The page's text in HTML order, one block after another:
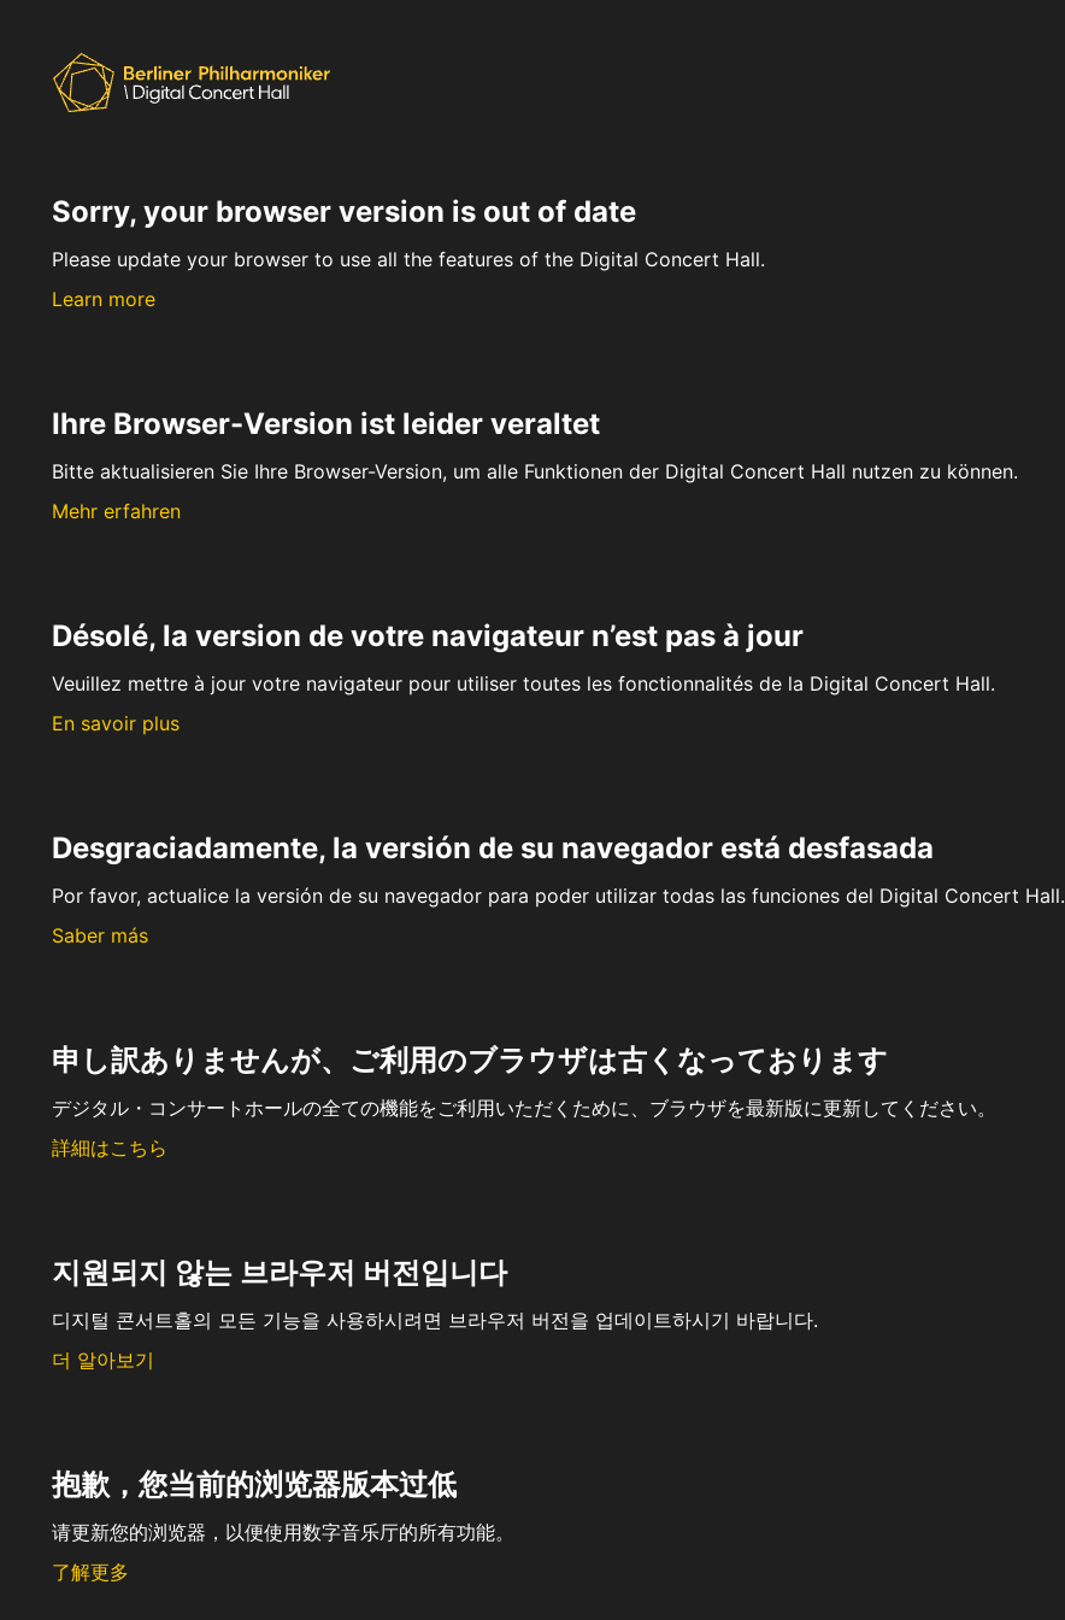
Sorry, your browser version is out of date
Please update your browser to use all the features of the Digital Concert Hall.
Learn more
Ihre Browser-Version ist leider veraltet
Bitte aktualisieren Sie Ihre Browser-Version, um alle Funktionen der Digital Concert Hall nutzen zu können.
Mehr erfahren
Désolé, la version de votre navigateur n’est pas à jour
Veuillez mettre à jour votre navigateur pour utiliser toutes les fonctionnalités de la Digital Concert Hall.
En savoir plus
Desgraciadamente, la versión de su navegador está desfasada
Por favor, actualice la versión de su navegador para poder utilizar todas las funciones del Digital Concert Hall.
Saber más
申し訳ありませんが、ご利用のブラウザは古くなっております
デジタル・コンサートホールの全ての機能をご利用いただくために、ブラウザを最新版に更新してください。
詳細はこちら
지원되지 않는 브라우저 버전입니다
디지털 콘서트홀의 모든 기능을 사용하시려면 브라우저 버전을 업데이트하시기 바랍니다.
더 알아보기
抱歉，您当前的浏览器版本过低
请更新您的浏览器，以便使用数字音乐厅的所有功能。
了解更多